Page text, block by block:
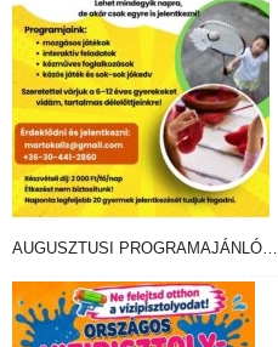
AUGUSZTUSI PROGRAMAJÁNLÓ…